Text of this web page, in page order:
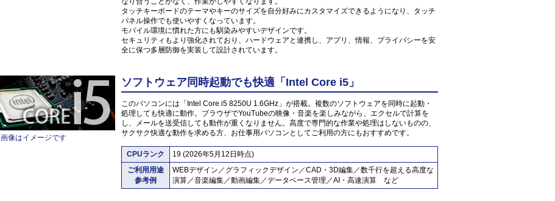
タッチキーボードのテーマやキーのサイズを自分好みにカスタマイズできるようになり、タッチ
パネル操作でも使いやすくなっています。
モバイル環境に慣れた方にも馴染みやすいデザインです。
セキュリティもより強化されており、ハードウェアと連携し、アプリ、情報、プライバシーを安
全に保つ多層防御を実装して設計されています。
像はイメージです
ソフトウェア同時起動でも快適「Intel Core i5」
このパソコンには「Intel Core i5 8250U 1.6GHz」が搭載。複数のソフトウェアを同時に起動・
処理しても快適に動作。ブラウザでYouTubeの映像・音楽を楽しみながら、エクセルで計算を
し、メールを送受信しても動作が重くなりません。高度で専門的な作業や処理はしないものの、
サクサク快適な動作を求める方、お仕事用パソコンとしてご利用の方にもおすすめです。
CPUランク
19 (2026年5月12日時点)
ご利用用途
参考例
WEBデザイン／グラフィックデザイン／CAD・3D編集／数千行を超える高度な
演算／音楽編集／動画編集／データベース管理／AI・高速演算 など